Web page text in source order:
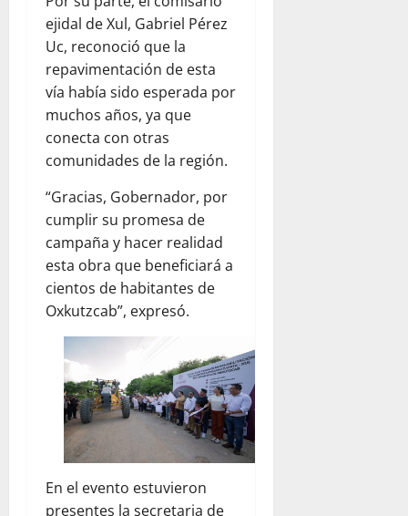
ejidal de Xul, Gabriel Pérez
Uc, reconoció que la
repavimentación de esta
vía había sido esperada por
muchos años, ya que
conecta con otras
comunidades de la región.
“Gracias, Gobernador, por
cumplir su promesa de
campaña y hacer realidad
esta obra que beneficiará a
cientos de habitantes de
Oxkutzcab”, expresó.
En el evento estuvieron
presentes la secretaria de